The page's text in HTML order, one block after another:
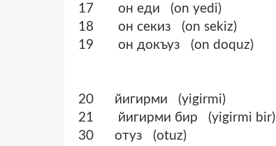
17 он еди (on yedi)
18 он секиз (on sekiz)
19 он докъуз (on doquz)
20 йигирми (yigirmi)
21 йигирми бир (yigirmi bir)
30 отуз (otuz)